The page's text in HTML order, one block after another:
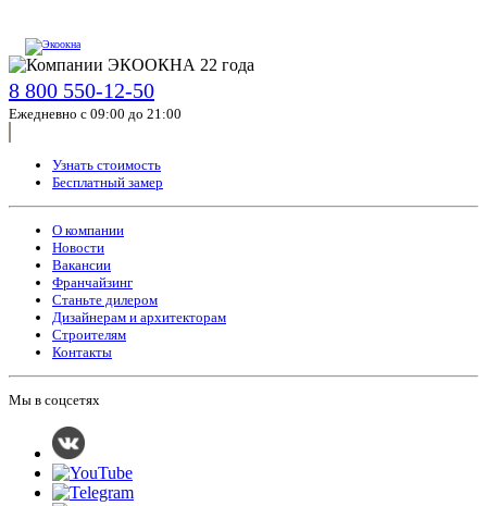
8 800 550-12-50
Ежедневно с 09:00 до 21:00
Узнать стоимость
Бесплатный замер
О компании
Новости
Вакансии
Франчайзинг
Станьте дилером
Дизайнерам и архитекторам
Строителям
Контакты
Мы в соцсетях